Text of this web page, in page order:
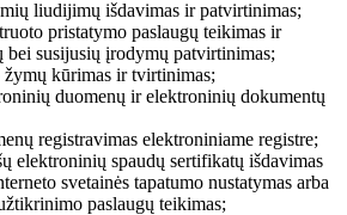
liudijimų išdavimas ir patvirtinimas;
pristatymo paslaugų teikimas ir
bei susijusių įrodymų patvirtinimas;
kūrimas ir tvirtinimas;
duomenų ir elektroninių dokumentų
registravimas elektroniniame registre;
elektroninių spaudų sertifikatų išdavimas
svetainės tapatumo nustatymas arba
paslaugų teikimas;